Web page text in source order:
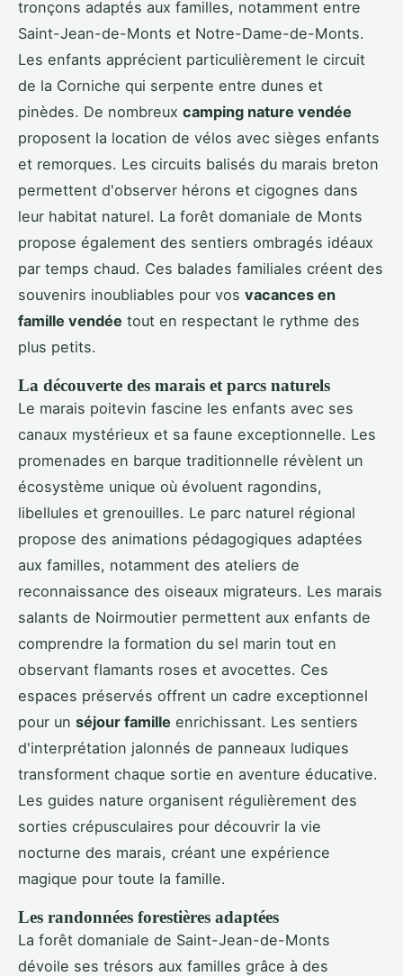
tronçons adaptés aux familles, notamment entre
Saint-Jean-de-Monts et Notre-Dame-de-Monts.
Les enfants apprécient particulièrement le circuit
de la Corniche qui serpente entre dunes et
pinèdes. De nombreux camping nature vendée
proposent la location de vélos avec sièges enfants
et remorques. Les circuits balisés du marais breton
permettent d'observer hérons et cigognes dans
leur habitat naturel. La forêt domaniale de Monts
propose également des sentiers ombragés idéaux
par temps chaud. Ces balades familiales créent des
souvenirs inoubliables pour vos vacances en
famille vendée tout en respectant le rythme des
plus petits.
La découverte des marais et parcs naturels
Le marais poitevin fascine les enfants avec ses
canaux mystérieux et sa faune exceptionnelle. Les
promenades en barque traditionnelle révèlent un
écosystème unique où évoluent ragondins,
libellules et grenouilles. Le parc naturel régional
propose des animations pédagogiques adaptées
aux familles, notamment des ateliers de
reconnaissance des oiseaux migrateurs. Les marais
salants de Noirmoutier permettent aux enfants de
comprendre la formation du sel marin tout en
observant flamants roses et avocettes. Ces
espaces préservés offrent un cadre exceptionnel
pour un séjour famille enrichissant. Les sentiers
d'interprétation jalonnés de panneaux ludiques
transforment chaque sortie en aventure éducative.
Les guides nature organisent régulièrement des
sorties crépusculaires pour découvrir la vie
nocturne des marais, créant une expérience
magique pour toute la famille.
Les randonnées forestières adaptées
La forêt domaniale de Saint-Jean-de-Monts
dévoile ses trésors aux familles grâce à des